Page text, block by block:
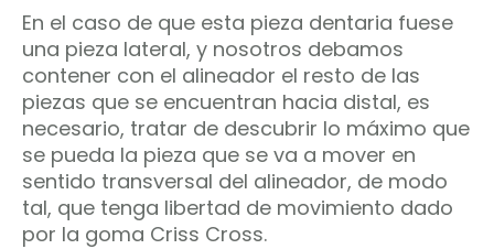
En el caso de que esta pieza dentaria fuese
una pieza lateral, y nosotros debamos
contener con el alineador el resto de las
piezas que se encuentran hacia distal, es
necesario, tratar de descubrir lo máximo que
se pueda la pieza que se va a mover en
sentido transversal del alineador, de modo
tal, que tenga libertad de movimiento dado
por la goma Criss Cross.